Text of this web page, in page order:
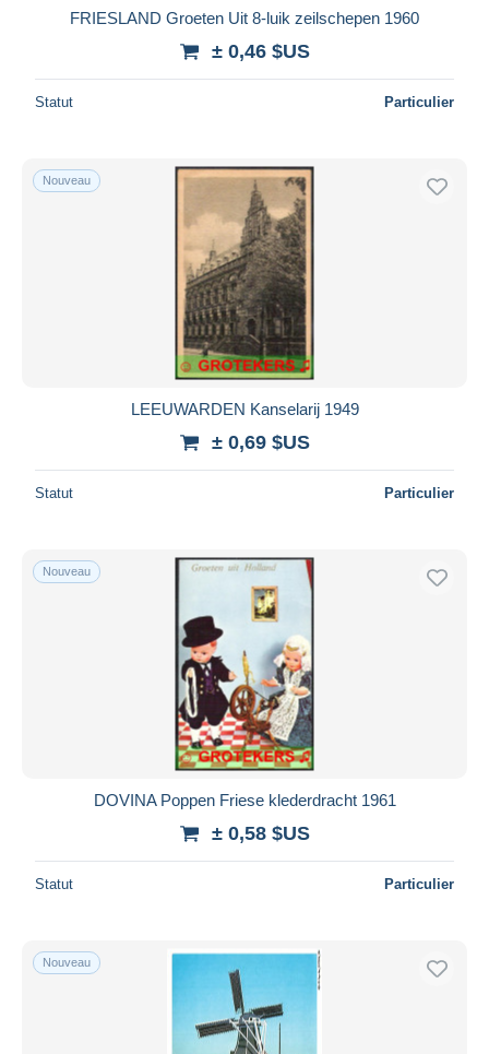
FRIESLAND Groeten Uit 8-luik zeilschepen 1960
± 0,46 $US
Statut Particulier
Nouveau
LEEUWARDEN Kanselarij 1949
± 0,69 $US
Statut Particulier
Nouveau
DOVINA Poppen Friese klederdracht 1961
± 0,58 $US
Statut Particulier
Nouveau